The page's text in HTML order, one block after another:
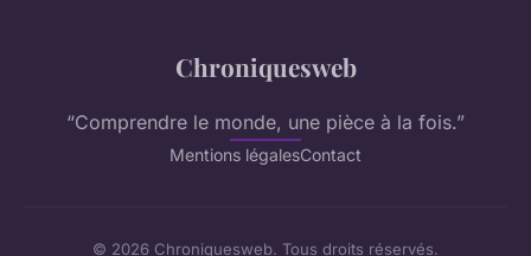
Chroniquesweb
“Comprendre le monde, une pièce à la fois.”
Mentions légalesContact
© 2026 Chroniquesweb. Tous droits réservés.